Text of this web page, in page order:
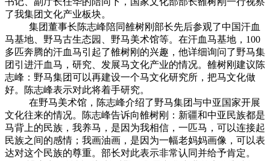
了我集团文化产业板块。
集团董事长陈志峰陪同雒树刚部长先后参观了中国汗血
马基地、野马古生态园、野马美术馆等。在汗血马基地，100
多匹奔腾的汗血马引起了雒树刚的兴趣，他详细询问了野马集
团引进汗血马，研究、发展马文化产业的情况。雒树刚建议陈
志峰：野马集团可以再建设一个马文化研究所，把马文化做
好。陈志峰表示对此将着手研究。
在野马美术馆，陈志峰介绍了野马集团与中亚国家开展
文化往来的情况。陈志峰告诉向雒树刚：新疆和中亚民族都是
马背上的民族，我养马，是因为我相信，一匹马，可以连接起
民族之间的感情；我画油画，是因为一幅老妈妈画像，可以表
达对这个民族的尊重。部长对此表示非常认同并给予肯定。